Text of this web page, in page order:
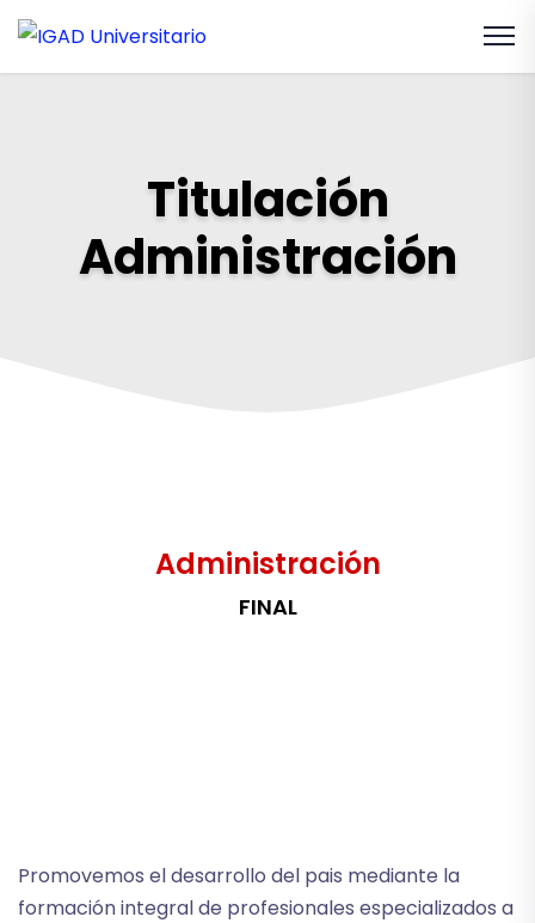
Titulación
Administración
Administración
FINAL
Promovemos el desarrollo del pais mediante la
formación integral de profesionales especializados a